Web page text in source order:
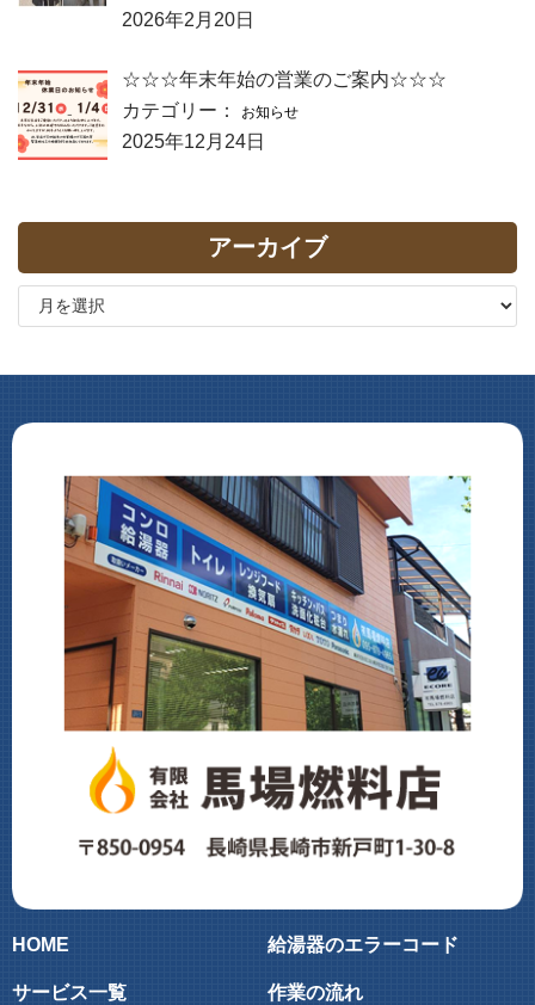
2026年2月20日
☆☆☆年末年始の営業のご案内☆☆☆
カテゴリー：
お知らせ
2025年12月24日
アーカイブ
HOME
サービス一覧
給湯器のエラーコード
作業の流れ